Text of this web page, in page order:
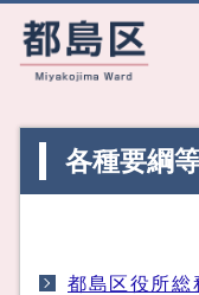
各種要綱
都島区役所総